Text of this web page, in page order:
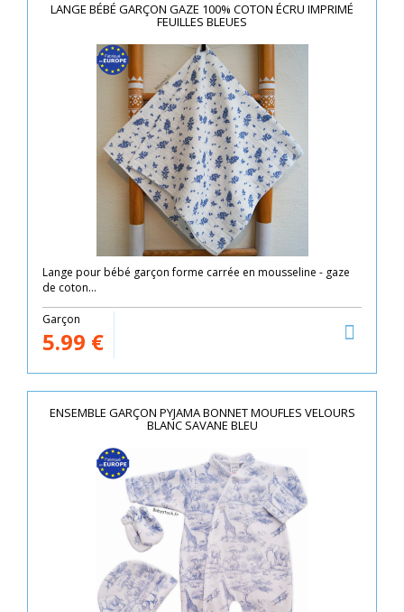
LANGE BÉBÉ GARÇON GAZE 100% COTON ÉCRU IMPRIMÉ
FEUILLES BLEUES
Lange pour bébé garçon forme carrée en mousseline - gaze
de coton...
Garçon
5.99 €
ENSEMBLE GARÇON PYJAMA BONNET MOUFLES VELOURS
BLANC SAVANE BLEU